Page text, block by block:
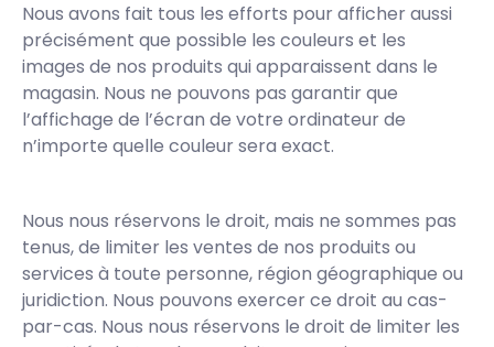
Nous avons fait tous les efforts pour afficher aussi
précisément que possible les couleurs et les
images de nos produits qui apparaissent dans le
magasin. Nous ne pouvons pas garantir que
l’affichage de l’écran de votre ordinateur de
n’importe quelle couleur sera exact.
Nous nous réservons le droit, mais ne sommes pas
tenus, de limiter les ventes de nos produits ou
services à toute personne, région géographique ou
juridiction. Nous pouvons exercer ce droit au cas-
par-cas. Nous nous réservons le droit de limiter les